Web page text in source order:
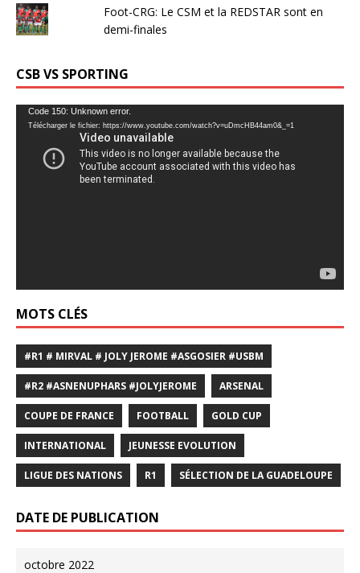
Foot-CRG: Le CSM et la REDSTAR sont en
demi-finales
CSB VS SPORTING
Lecteur
vidéo
Code 150: Unknown error.
Télécharger le fichier: https://www.youtube.com/watch?v=uDmcHB44am0&_=1
MOTS CLÉS
#R1 # MIRVAL # JOLY JEROME #ASGOSIER #USBM
#R2 #ASNENUPHARS #JOLYJEROME ARSENAL
COUPE DE FRANCE FOOTBALL GOLD CUP
INTERNATIONAL JEUNESSE EVOLUTION
LIGUE DES NATIONS R1 SÉLECTION DE LA GUADELOUPE
DATE DE PUBLICATION
octobre 2022